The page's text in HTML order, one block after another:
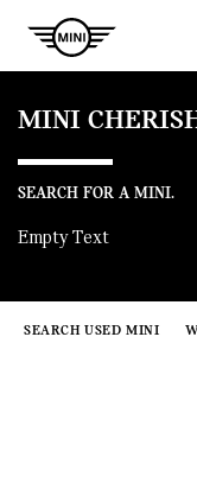
MINI
SEARCH FOR A MINI.
Empty Text
SEARCH USED MINI